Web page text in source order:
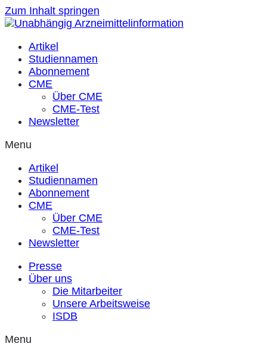
Zum Inhalt springen
Artikel
Studiennamen
Abonnement
CME
Über CME
CME-Test
Newsletter
Menu
Artikel
Studiennamen
Abonnement
CME
Über CME
CME-Test
Newsletter
Presse
Über uns
Die Mitarbeiter
Unsere Arbeitsweise
ISDB
Menu